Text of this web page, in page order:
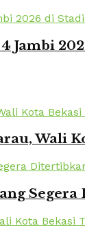
Jambi
Wali